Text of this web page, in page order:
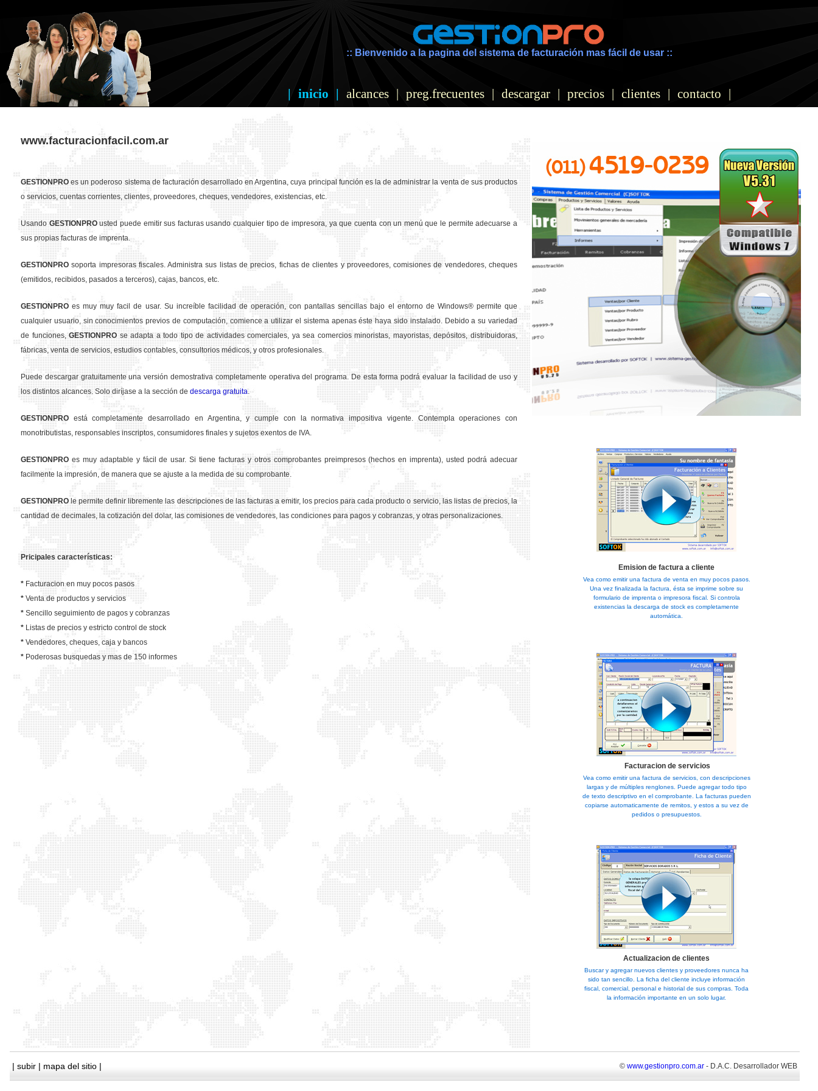
:: Bienvenido a la pagina del sistema de facturación mas fácil de usar ::
| inicio | alcances| preg.frecuentes| descargar| precios| clientes| contacto |
www.facturacionfacil.com.ar
GESTION PRO es un poderoso sistema de facturación desarrollado en Argentina, cuya principal función es la de administrar la venta de sus productos
o servicios, cuentas corrientes, clientes, proveedores, cheques, vendedores, existencias, etc.
Usando GESTION PROusted puede emitir sus facturas usando cualquier tipo de impresora, ya que cuenta con un menú que le permite adecuarse a
sus propias facturas de imprenta.
GESTION PRO soporta impresoras fiscales. Administra sus listas de precios, fichas de clientes y proveedores, comisiones de vendedores, cheques
(emitidos, recibidos, pasados a terceros), cajas, bancos, etc.
GESTION PRO es muy muy facil de usar. Su increíble facilidad de operación, con pantallas sencillas bajo el entorno de Windows® permite que
cualquier usuario, sin conocimientos previos de computación, comience a utilizar el sistema apenas éste haya sido instalado. Debido a su variedad
de funciones,GESTION PRO se adapta a todo tipo de actividades comerciales, ya sea comercios minoristas, mayoristas, depósitos, distribuidoras,
fábricas, venta de servicios, estudios contables, consultorios médicos, y otros profesionales.
Puede descargar gratuitamente una versión demostrativa completamente operativa del programa. De esta forma podrá evaluar la facilidad de uso y
los distintos alcances. Solo diríjase a la sección de descarga gratuita.
GESTION PRO está completamente desarrollado en Argentina, y cumple con la normativa impositiva vigente. Contempla operaciones con
monotributistas, responsables inscriptos, consumidores finales y sujetos exentos de IVA.
GESTION PRO es muy adaptable y fácil de usar. Si tiene facturas y otros comprobantes preimpresos (hechos en imprenta), usted podrá adecuar
facilmente la impresión, de manera que se ajuste a la medida de su comprobante.
GESTION PRO le permite definir libremente las descripciones de las facturas a emitir, los precios para cada producto o servicio, las listas de precios, la
cantidad de decimales, la cotización del dolar, las comisiones de vendedores, las condiciones para pagos y cobranzas, y otras personalizaciones.
Pricipales características:
* Facturacion en muy pocos pasos
* Venta de productos y servicios
* Sencillo seguimiento de pagos y cobranzas
* Listas de precios y estricto control de stock
* Vendedores, cheques, caja y bancos
* Poderosas busquedas y mas de 150 informes
Emision de factura a cliente
Vea como emitir una factura de venta en muy pocos pasos.
Una vez finalizada la factura, ésta se imprime sobre su
formulario de imprenta o impresora fiscal. Si controla
existencias la descarga de stock es completamente
automática.
Facturacion de servicios
Vea como emitir una factura de servicios, con descripciones
largas y de múltiples renglones. Puede agregar todo tipo
de texto descriptivo en el comprobante. La facturas pueden
copiarse automaticamente de remitos, y estos a su vez de
pedidos o presupuestos.
Actualizacion de clientes
Buscar y agregar nuevos clientes y proveedores nunca ha
sido tan sencillo. La ficha del cliente incluye información
fiscal, comercial, personal e historial de sus compras. Toda
la información importante en un solo lugar.
| subir | mapa del sitio | © www.gestionpro.com.ar - D.A.C. Desarrollador WEB